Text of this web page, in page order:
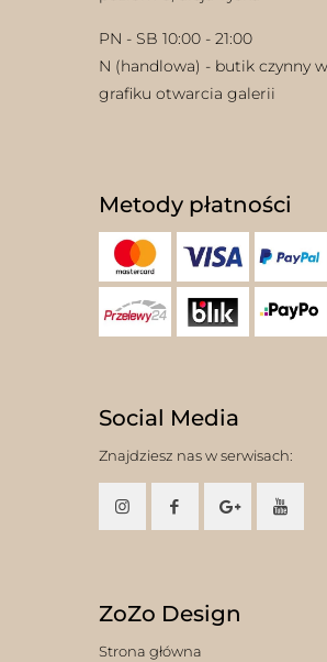
PN - SB 10:00 - 21:00
N (handlowa) - butik czynny
grafiku otwarcia galerii
Metody płatności
Social Media
Znajdziesz nas w serwisach:
ZoZo Design
Strona główna